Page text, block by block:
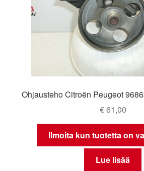
Ohjausteho Citroën Peugeot
€61,00
Ilmoita kun tuotetta on
Lue lisää